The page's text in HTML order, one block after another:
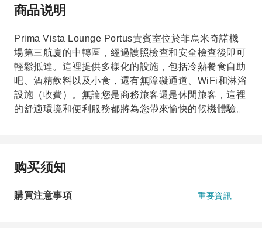
商品说明
Prima Vista Lounge Portus貴賓室位於菲烏米奇諾機
場第三航廈的中轉區，經過護照檢查和安全檢查後即可
輕鬆抵達。這裡提供多樣化的設施，包括冷熱餐食自助
吧、酒精飲料以及小食，還有無障礙通道、WiFi和淋浴
設施（收費）。無論您是商務旅客還是休閒旅客，這裡
的舒適環境和便利服務都將為您帶來愉快的候機體驗。
购买须知
購買注意事項 重要資訊